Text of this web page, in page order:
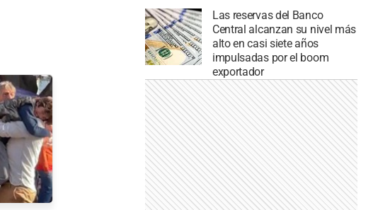
Las reservas del Banco
Central alcanzan su nivel más
alto en casi siete años
impulsadas por el boom
exportador